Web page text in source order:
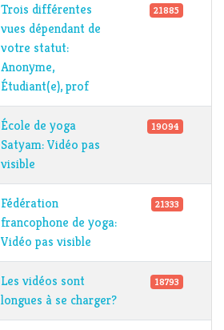
Trois différentes
vues dépendant de
votre statut:
Anonyme,
Étudiant(e), prof
21885
École de yoga
Satyam: Vidéo pas
visible
19094
Fédération
francophone de yoga:
Vidéo pas visible
21333
Les vidéos sont
longues à se charger?
18793